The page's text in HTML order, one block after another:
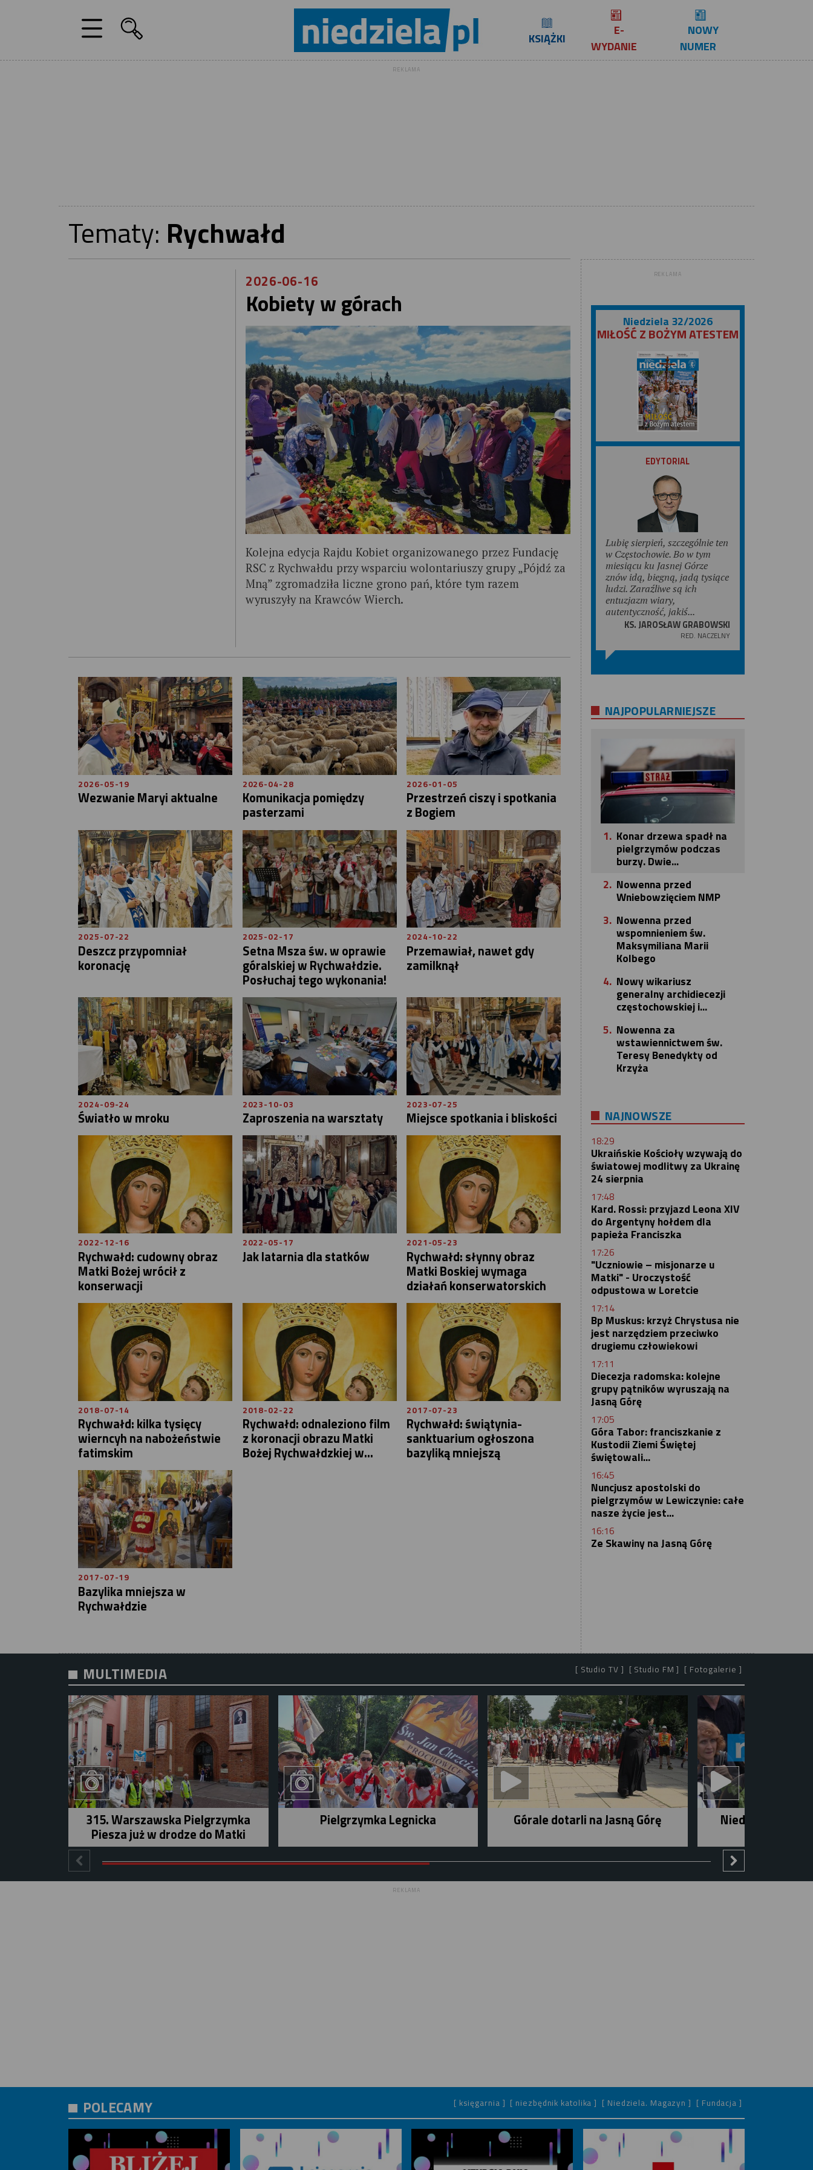
KSIĄŻKI
E-
WYDANIE
NOWY
NUMER
REKLAMA
Tematy: Rychwałd
2026-06-16
Kobiety w górach
Kolejna edycja Rajdu Kobiet organizowanego przez Fundację
RSC z Rychwałdu przy wsparciu wolontariuszy grupy „Pójdź za
Mną” zgromadziła liczne grono pań, które tym razem
wyruszyły na Krawców Wierch.
2026-05-19
Wezwanie Maryi aktualne
2026-04-28
Komunikacja pomiędzy
pasterzami
2026-01-05
Przestrzeń ciszy i spotkania
z Bogiem
2025-07-22
Deszcz przypomniał
koronację
2025-02-17
Setna Msza św. w oprawie
góralskiej w Rychwałdzie.
Posłuchaj tego wykonania!
2024-10-22
Przemawiał, nawet gdy
zamilknął
2024-09-24
Światło w mroku
2023-10-03
Zaproszenia na warsztaty
2023-07-25
Miejsce spotkania i bliskości
2022-12-16
Rychwałd: cudowny obraz
Matki Bożej wrócił z
konserwacji
2022-05-17
Jak latarnia dla statków
2021-05-23
Rychwałd: słynny obraz
Matki Boskiej wymaga
działań konserwatorskich
2018-07-14
Rychwałd: kilka tysięcy
wierncyh na nabożeństwie
fatimskim
2018-02-22
Rychwałd: odnaleziono film
z koronacji obrazu Matki
Bożej Rychwałdzkiej w...
2017-07-23
Rychwałd: świątynia-
sanktuarium ogłoszona
bazyliką mniejszą
2017-07-19
Bazylika mniejsza w
Rychwałdzie
REKLAMA
Niedziela 32/2026
MIŁOŚĆ Z BOŻYM ATESTEM
ZOBACZ
EDYTORIAL
Lubię sierpień, szczególnie ten
w Częstochowie. Bo w tym
miesiącu ku Jasnej Górze
znów idą, biegną, jadą tysiące
ludzi. Zaraźliwe są ich
entuzjazm wiary,
autentyczność, jakiś...
KS. JAROSŁAW GRABOWSKI
RED. NACZELNY
NAJPOPULARNIEJSZE
1. Konar drzewa spadł na
pielgrzymów podczas
burzy. Dwie...
2. Nowenna przed
Wniebowzięciem NMP
3. Nowenna przed
wspomnieniem św.
Maksymiliana Marii
Kolbego
4. Nowy wikariusz
generalny archidiecezji
częstochowskiej i...
5. Nowenna za
wstawiennictwem św.
Teresy Benedykty od
Krzyża
NAJNOWSZE
18:29
Ukraińskie Kościoły wzywają do
światowej modlitwy za Ukrainę
24 sierpnia
17:48
Kard. Rossi: przyjazd Leona XIV
do Argentyny hołdem dla
papieża Franciszka
17:26
"Uczniowie – misjonarze u
Matki" - Uroczystość
odpustowa w Loretcie
17:14
Bp Muskus: krzyż Chrystusa nie
jest narzędziem przeciwko
drugiemu człowiekowi
17:11
Diecezja radomska: kolejne
grupy pątników wyruszają na
Jasną Górę
17:05
Góra Tabor: franciszkanie z
Kustodii Ziemi Świętej
świętowali...
16:45
Nuncjusz apostolski do
pielgrzymów w Lewiczynie: całe
nasze życie jest...
16:16
Ze Skawiny na Jasną Górę
MULTIMEDIA [ Studio TV ] [ Studio FM ] [ Fotogalerie ]
315. Warszawska Pielgrzymka
Piesza już w drodze do Matki
Pielgrzymka Legnicka Górale dotarli na Jasną Górę Niedziela w
REKLAMA
POLECAMY [ księgarnia ] [ niezbędnik katolika ] [ Niedziela. Magazyn ] [ Fundacja ]